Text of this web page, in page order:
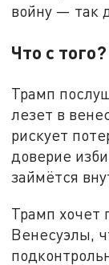
войну — так
Что с того?
Трамп
лезет в
рискует
доверие
займётся
Трамп хочет
Венесуэлы,